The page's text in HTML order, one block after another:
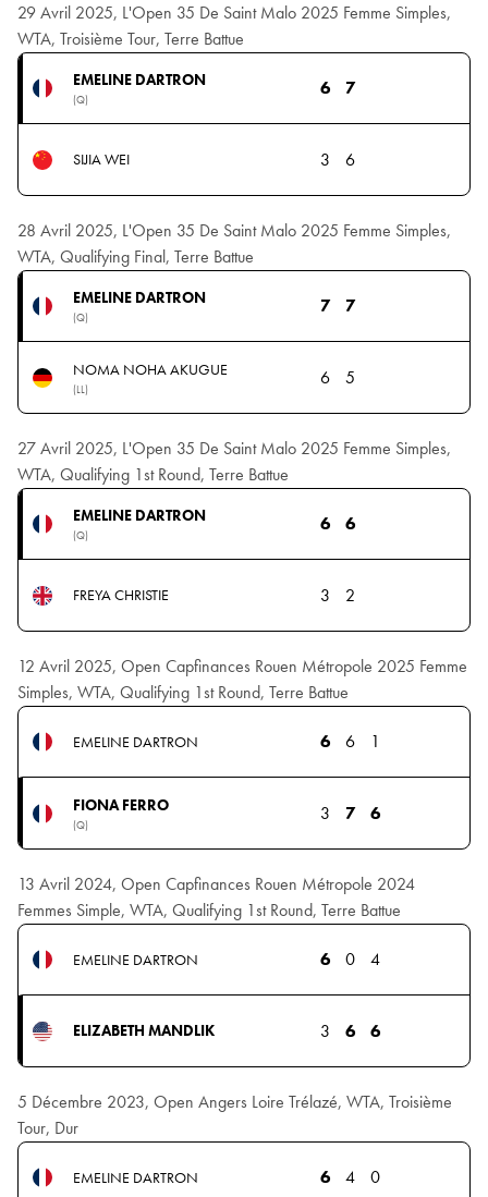
29 Avril 2025, L'Open 35 De Saint Malo 2025 Femme Simples,
WTA, Troisième Tour, Terre Battue
EMELINE DARTRON
(Q)
6 7
SIJIA WEI 3 6
28 Avril 2025, L'Open 35 De Saint Malo 2025 Femme Simples,
WTA, Qualifying Final, Terre Battue
EMELINE DARTRON
(Q)
7 7
NOMA NOHA AKUGUE
(LL)
6 5
27 Avril 2025, L'Open 35 De Saint Malo 2025 Femme Simples,
WTA, Qualifying 1st Round, Terre Battue
EMELINE DARTRON
(Q)
6 6
FREYA CHRISTIE 3 2
12 Avril 2025, Open Capfinances Rouen Métropole 2025 Femme
Simples, WTA, Qualifying 1st Round, Terre Battue
EMELINE DARTRON 6 6 1
FIONA FERRO
(Q)
3 7 6
13 Avril 2024, Open Capfinances Rouen Métropole 2024
Femmes Simple, WTA, Qualifying 1st Round, Terre Battue
EMELINE DARTRON 6 0 4
ELIZABETH MANDLIK 3 6 6
5 Décembre 2023, Open Angers Loire Trélazé, WTA, Troisième
Tour, Dur
EMELINE DARTRON 6 4 0